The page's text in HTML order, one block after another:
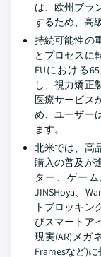
は、欧州ブラ
するため、高
持続可能性の
とプロセスに
EUにおける
し、視力矯正
医療サービス
め、ユーザー
ます。
北米では、高
購入の普及が
ター、ゲー
JINSHoya、
トブロッキン
びスマートア
現実(AR)メガ
Framesなど)に